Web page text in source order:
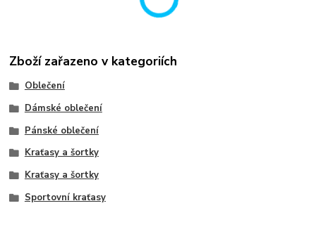
Zboží zařazeno v kategoriích
Oblečení
Dámské oblečení
Pánské oblečení
Kraťasy a šortky
Kraťasy a šortky
Sportovní kraťasy